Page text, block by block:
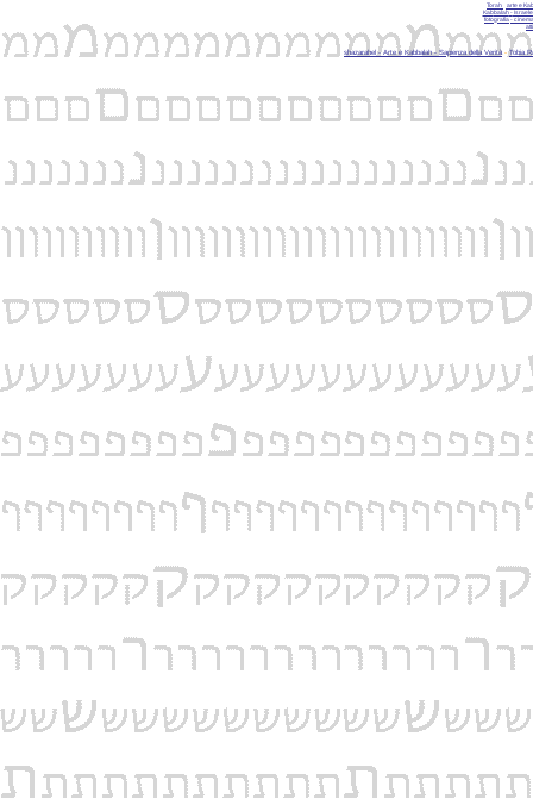
Torah
arte e
Kabbalah-Israele
fotografia-
shazarahel - Arte e Kabbalah - Sapienza della Verità -Tobia